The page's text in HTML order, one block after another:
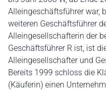
Alleingeschäftsführer war,
weiteren Geschäftsführer
Alleingesellschafterin der
Geschäftsführer R ist, ist
Alleingesellschafter und
Bereits 1999 schloss die
(Käuferin) einen